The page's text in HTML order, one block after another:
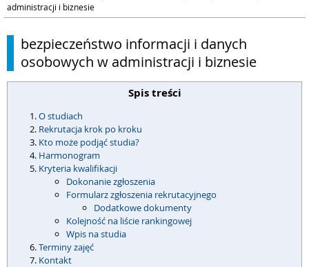
administracji i biznesie
bezpieczeństwo informacji i danych
osobowych w administracji i biznesie
Spis treści
O studiach
Rekrutacja krok po kroku
Kto może podjąć studia?
Harmonogram
Kryteria kwalifikacji
Dokonanie zgłoszenia
Formularz zgłoszenia rekrutacyjnego
Dodatkowe dokumenty
Kolejność na liście rankingowej
Wpis na studia
Terminy zajęć
Kontakt